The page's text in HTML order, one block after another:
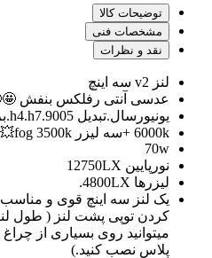
توضیحات کالا
مشخصات فنی
نقد و نظرات
لنز v2 سه اینچ
عدسی آنتی رفلکس بنفش
یونیورسال.تبدیل h4.h7.9005.براکت 6پیچ بدنه
6000k +سه لیزر fog 3500k💥
70w
نورپایین 12750LX
لیزرها 4800LX.
یک لنز سه اینچ قوی و
میتوانید روی بسیاری از
پلاس نصب کنید.)